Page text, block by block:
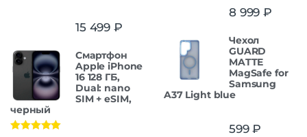
15 499 ₽
Смартфон
Apple iPhone
16 128 ГБ,
Dual: nano
SIM + eSIM,
черный
8 999 ₽
Чехол
GUARD
MATTE
MagSafe for
Samsung
A37 Light blue
599₽